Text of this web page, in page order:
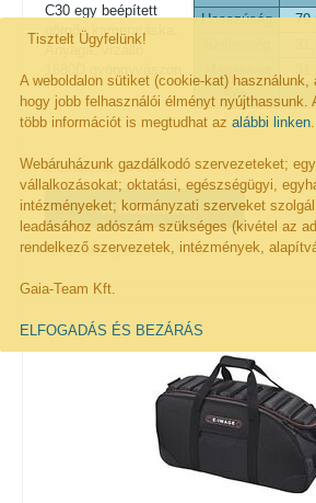
Tisztelt Ügyfelünk!
A weboldalon sütiket (cookie-kat) használunk,
hogy jobb felhasználói élményt nyújthassunk.
több információt is megtudhat az alábbi linken.
Webáruházunk gazdálkodó szervezeteket;
vállalkozásokat; oktatási, egészségügyi,
intézményeket; kormányzati szerveket
leadásához adószám szükséges (kivétel az
rendelkező szervezetek, intézmények,
Gaia-Team Kft.
ELFOGADÁS ÉS BEZÁRÁS
Hosszúság
Súly
C30 egy beépített
görgős kameratáska.
Anyaga: vízálló
Elérhetőség: 4-6 hét
KOSÁRBA!
Kivánságlistára rakom